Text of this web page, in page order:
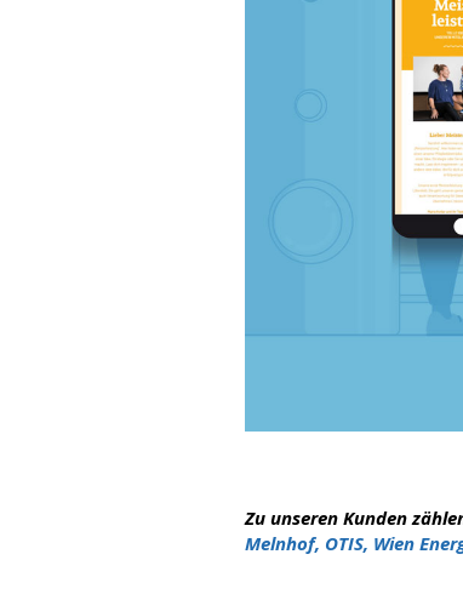
Zu unseren Kunden
Melnhof, OTIS, Wien